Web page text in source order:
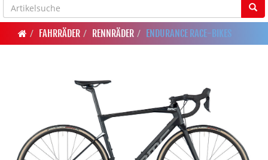
FAHRRÄDER RENNRÄDER ENDURANCE RACE-BIKES